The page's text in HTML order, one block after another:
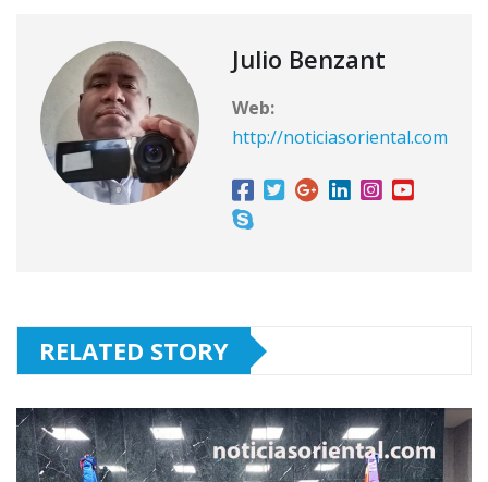
Julio Benzant
Web:
http://noticiasoriental.com
RELATED STORY